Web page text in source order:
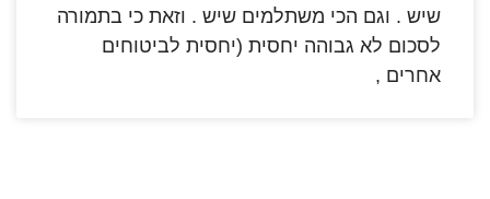
שיש . וגם הכי משתלמים שיש . וזאת כי בתמורה
לסכום לא גבוהה יחסית (יחסית לביטוחים
אחרים ,